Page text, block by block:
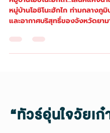
เสน่ห์แห่งน้ำใสและเง
หมู่บ้านโอชิโนะฮักไก
หมู่บ้านโอชิโนะฮักไก…เสน่ห์แห่งน้ำ
หมู่บ้านโอชิโนะฮักไก ท่ามกลางภูมิ